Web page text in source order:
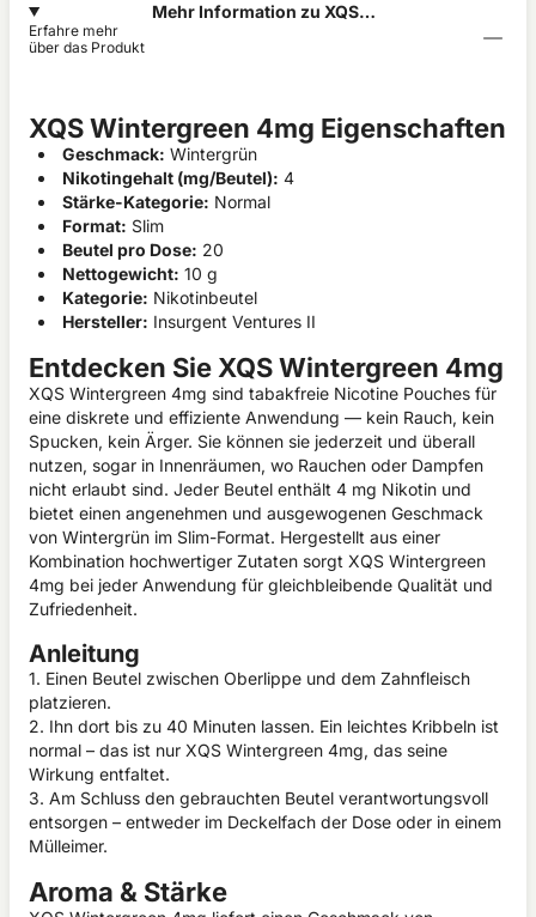
Mehr Information zu XQS
Erfahre mehr
über das Produkt
XQS Wintergreen 4mg Eigenschaften
Geschmack: Wintergrün
Nikotingehalt (mg/Beutel): 4
Stärke-Kategorie: Normal
Format: Slim
Beutel pro Dose: 20
Nettogewicht: 10 g
Kategorie: Nikotinbeutel
Hersteller: Insurgent Ventures II
Entdecken Sie XQS Wintergreen 4mg
XQS Wintergreen 4mg sind tabakfreie Nicotine Pouches für
eine diskrete und effiziente Anwendung — kein Rauch, kein
Spucken, kein Ärger. Sie können sie jederzeit und überall
nutzen, sogar in Innenräumen, wo Rauchen oder Dampfen
nicht erlaubt sind. Jeder Beutel enthält 4 mg Nikotin und
bietet einen angenehmen und ausgewogenen Geschmack
von Wintergrün im Slim-Format. Hergestellt aus einer
Kombination hochwertiger Zutaten sorgt XQS Wintergreen
4mg bei jeder Anwendung für gleichbleibende Qualität und
Zufriedenheit.
Anleitung
1. Einen Beutel zwischen Oberlippe und dem Zahnfleisch
platzieren.
2. Ihn dort bis zu 40 Minuten lassen. Ein leichtes Kribbeln ist
normal – das ist nur XQS Wintergreen 4mg, das seine
Wirkung entfaltet.
3. Am Schluss den gebrauchten Beutel verantwortungsvoll
entsorgen – entweder im Deckelfach der Dose oder in einem
Mülleimer.
Aroma & Stärke